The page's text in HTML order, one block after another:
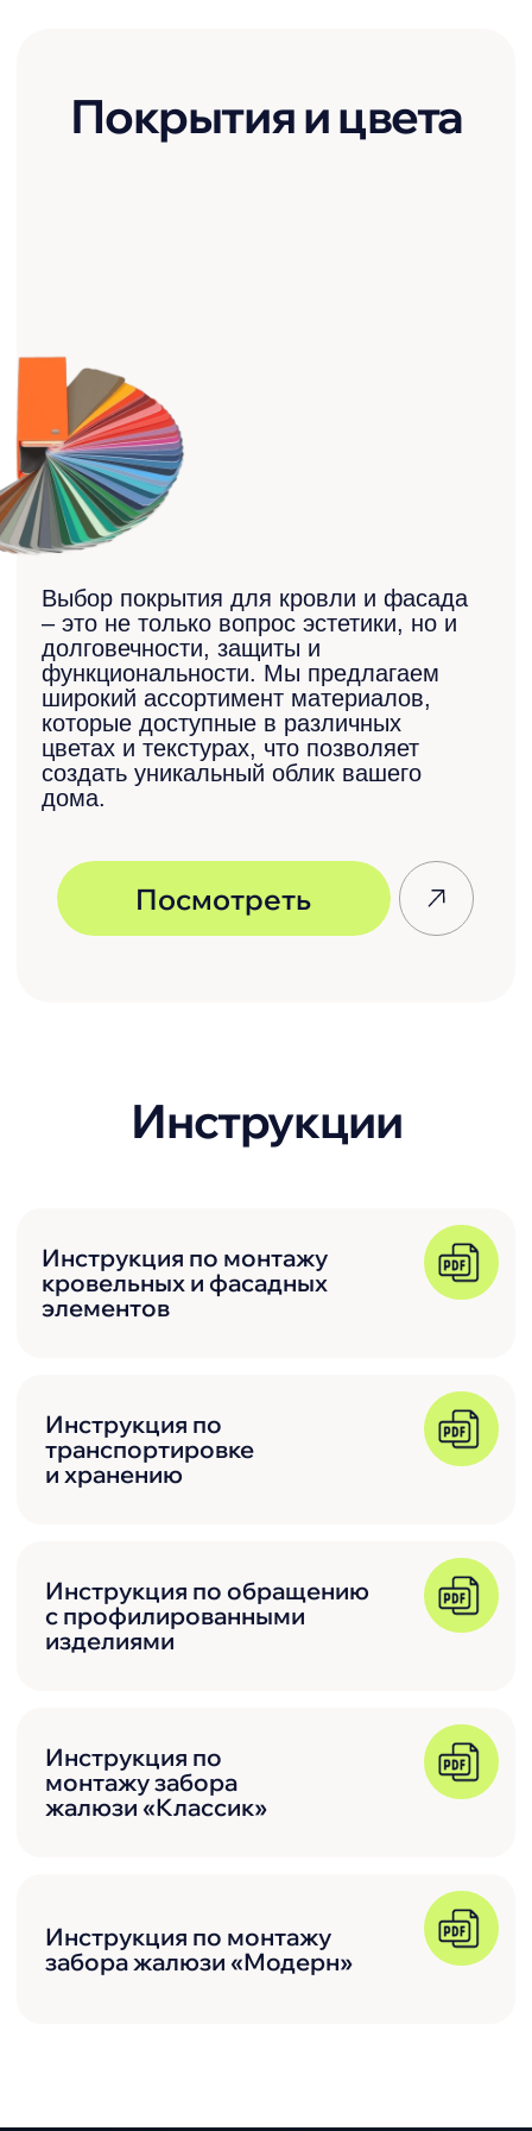
Инструкция по обращению
с профилированными
Инструкция по
транспортировке
и хранению
Инструкция по
монтажу забора
жалюзи «Классик»
Инструкция по монтажу
забора жалюзи «Модерн»
Оставьте заявку на бесплатную
оказывается более понятным, чем при
бесконечных поисках по сайтам.
Оплата, доставка